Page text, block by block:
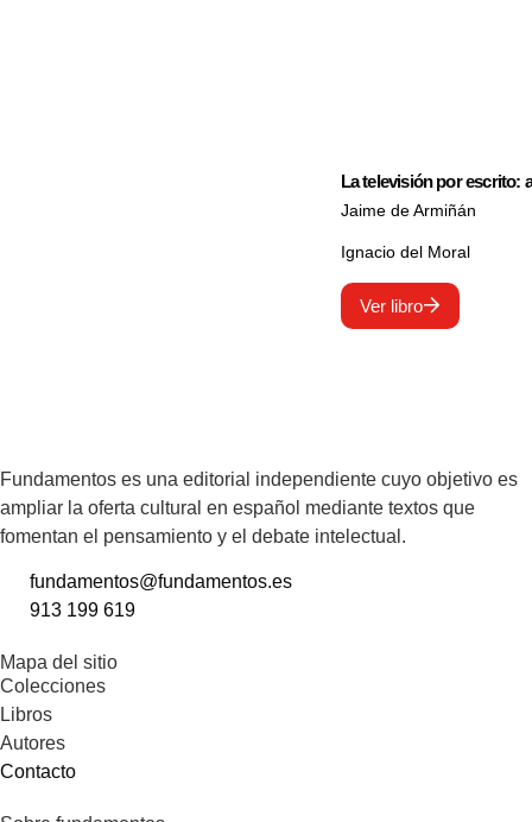
La televisión por escrito:
Jaime de Armiñán
Ignacio del Moral
Ver libro
Fundamentos es una editorial independiente cuyo objetivo es
ampliar la oferta cultural en español mediante textos que
fomentan el pensamiento y el debate intelectual.
fundamentos@fundamentos.es
913 199 619
Mapa del sitio
Colecciones
Libros
Autores
Contacto